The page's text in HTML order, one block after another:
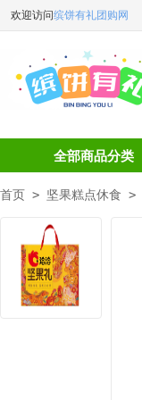
欢迎访问缤饼有礼团购网
全部商品分类
首页 > 坚果糕点休食 >